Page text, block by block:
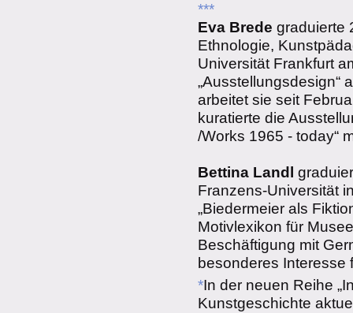
***
Eva Brede graduierte
Ethnologie,
Universität Frankfurt
„Ausstellungsdesign“
arbeitet sie seit
kuratierte die
/Works 1965 - today“
Bettina Landl
Franzens-Universität
„Biedermeier als
Motivlexikon für
Beschäftigung mit
besonderes Interesse
*In der neuen Reihe
Kunstgeschichte